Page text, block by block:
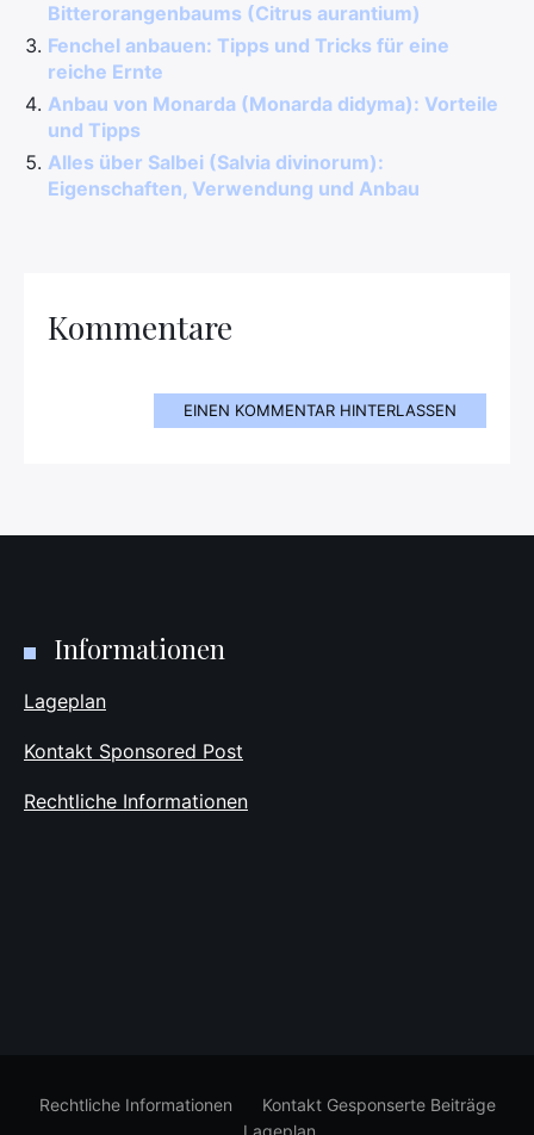
Bitterorangenbaums (Citrus aurantium)
Fenchel anbauen: Tipps und Tricks für eine
reiche Ernte
Anbau von Monarda (Monarda didyma): Vorteile
und Tipps
Alles über Salbei (Salvia divinorum):
Eigenschaften, Verwendung und Anbau
Kommentare
EINEN KOMMENTAR HINTERLASSEN
Informationen
Lageplan
Kontakt Sponsored Post
Rechtliche Informationen
Rechtliche Informationen
Kontakt Gesponserte Beiträge
Lageplan